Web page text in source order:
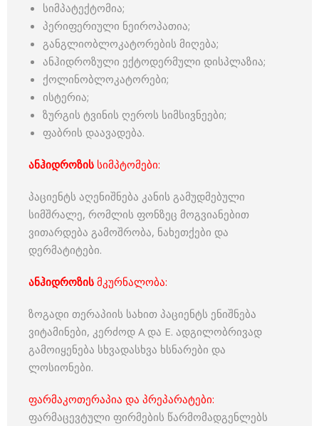
სიმპატექტომია;
პერიფერიული ნეიროპათია;
განგლიობლოკატორების მიღება;
ანჰიდროზული ექტოდერმული დისპლაზია;
ქოლინობლოკატორები;
ისტერია;
ზურგის ტვინის ღეროს სიმსივნეები;
ფაბრის დაავადება.
ანჰიდროზის სიმპტომები:
პაციენტს აღენიშნება კანის გამუდმებული
სიმშრალე, რომლის ფონზეც მოგვიანებით
ვითარდება გამოშრობა, ნახეთქები და
დერმატიტები.
ანჰიდროზის მკურნალობა:
ზოგადი თერაპიის სახით პაციენტს ენიშნება
ვიტამინები, კერძოდ A და E. ადგილობრივად
გამოიყენება სხვადასხვა ხსნარები და
ლოსიონები.
ფარმაკოთერაპია და პრეპარატები:
ფარმაცევტული ფირმების წარმომადგენლებს